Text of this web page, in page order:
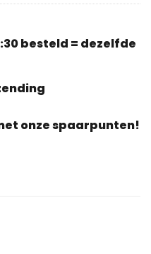
besteld = dezelfde
onze spaarpunten!